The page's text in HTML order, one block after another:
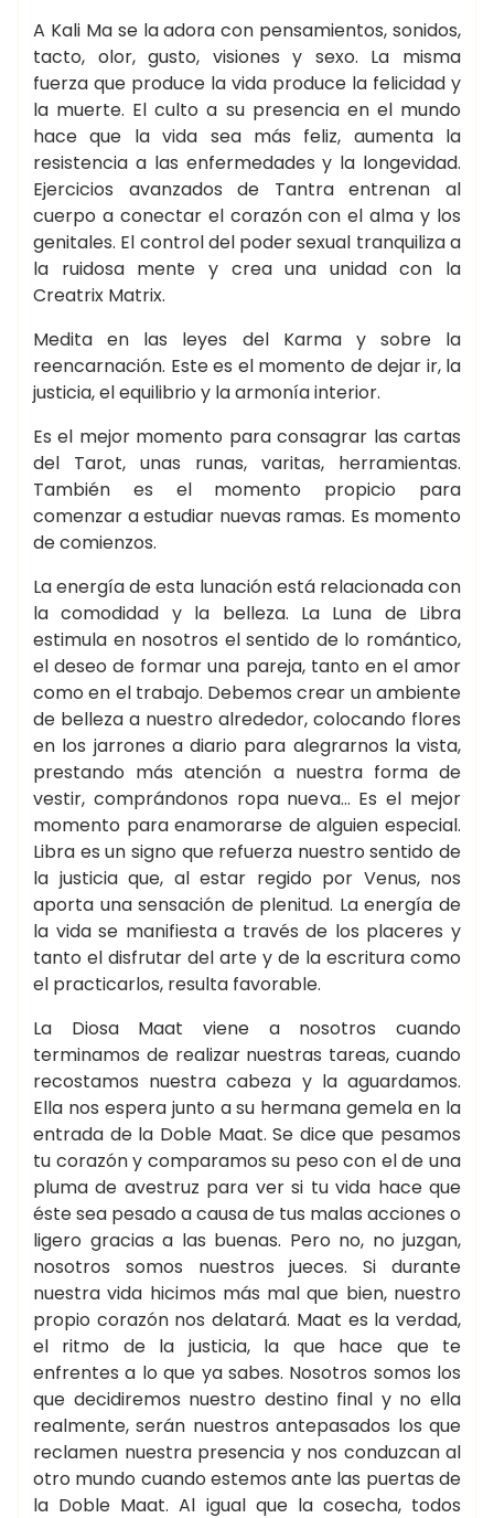
A Kali Ma se la adora con pensamientos, sonidos,
tacto, olor, gusto, visiones y sexo. La misma
fuerza que produce la vida produce la felicidad y
la muerte. El culto a su presencia en el mundo
hace que la vida sea más feliz, aumenta la
resistencia a las enfermedades y la longevidad.
Ejercicios avanzados de Tantra entrenan al
cuerpo a conectar el corazón con el alma y los
genitales. El control del poder sexual tranquiliza a
la ruidosa mente y crea una unidad con la
Creatrix Matrix.
Medita en las leyes del Karma y sobre la
reencarnación. Este es el momento de dejar ir, la
justicia, el equilibrio y la armonía interior.
Es el mejor momento para consagrar las cartas
del Tarot, unas runas, varitas, herramientas.
También es el momento propicio para
comenzar a estudiar nuevas ramas. Es momento
de comienzos.
La energía de esta lunación está relacionada con
la comodidad y la belleza. La Luna de Libra
estimula en nosotros el sentido de lo romántico,
el deseo de formar una pareja, tanto en el amor
como en el trabajo. Debemos crear un ambiente
de belleza a nuestro alrededor, colocando flores
en los jarrones a diario para alegrarnos la vista,
prestando más atención a nuestra forma de
vestir, comprándonos ropa nueva… Es el mejor
momento para enamorarse de alguien especial.
Libra es un signo que refuerza nuestro sentido de
la justicia que, al estar regido por Venus, nos
aporta una sensación de plenitud. La energía de
la vida se manifiesta a través de los placeres y
tanto el disfrutar del arte y de la escritura como
el practicarlos, resulta favorable.
La Diosa Maat viene a nosotros cuando
terminamos de realizar nuestras tareas, cuando
recostamos nuestra cabeza y la aguardamos.
Ella nos espera junto a su hermana gemela en la
entrada de la Doble Maat. Se dice que pesamos
tu corazón y comparamos su peso con el de una
pluma de avestruz para ver si tu vida hace que
éste sea pesado a causa de tus malas acciones o
ligero gracias a las buenas. Pero no, no juzgan,
nosotros somos nuestros jueces. Si durante
nuestra vida hicimos más mal que bien, nuestro
propio corazón nos delatará. Maat es la verdad,
el ritmo de la justicia, la que hace que te
enfrentes a lo que ya sabes. Nosotros somos los
que decidiremos nuestro destino final y no ella
realmente, serán nuestros antepasados los que
reclamen nuestra presencia y nos conduzcan al
otro mundo cuando estemos ante las puertas de
la Doble Maat. Al igual que la cosecha, todos